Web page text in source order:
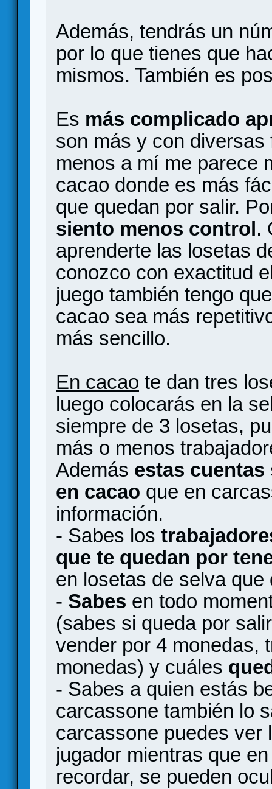
Además, tendrás un
por lo que tienes que
mismos. También es
Es más complicado
son más y con
menos a mí me parece
cacao donde es más
que quedan por salir.
siento menos control.
aprenderte las losetas
conozco con exactitud
juego también tengo
cacao sea más
más sencillo.
En cacao te dan tres
luego colocarás en la
siempre de 3 losetas,
más o menos
Además estas
en cacao que en
información.
- Sabes los
que te quedan por
en losetas de selva
- Sabes en todo
(sabes si queda por
vender por 4 monedas,
monedas) y cuáles
- Sabes a quien estás
carcassone también lo
carcassone puedes ver
jugador mientras que
recordar, se pueden